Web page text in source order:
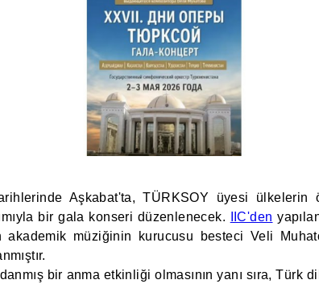
Aşkabat'ta, TÜRKSOY üyesi ülkelerin
bir gala konseri düzenlenecek.
IIC'den
akademik müziğinin kurucusu besteci Veli
bir anma etkinliği olmasının yanı sıra, Türk